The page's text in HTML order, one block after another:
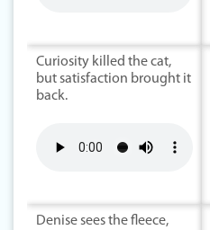
Curiosity killed the cat,
but satisfaction brought it
back.
Denise sees the fleece,